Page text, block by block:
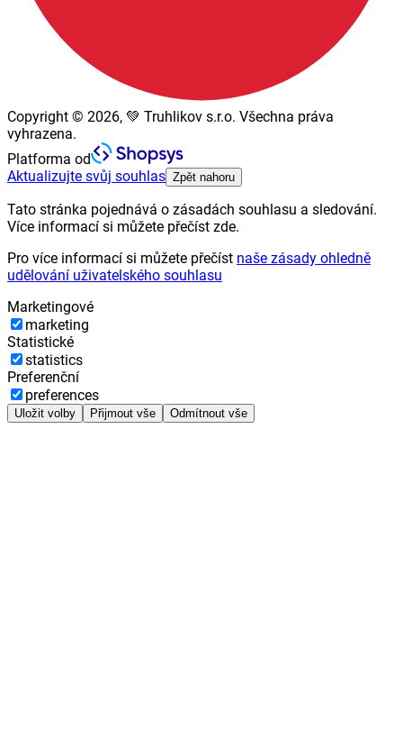
Copyright © 2026, 💚 Truhlikov s.r.o. Všechna práva
vyhrazena.
Platforma od
Aktualizujte svůj souhlas Zpět nahoru
Tato stránka pojednává o zásadách souhlasu a sledování.
Více informací si můžete přečíst zde.
Pro více informací si můžete přečíst naše zásady ohledně
udělování uživatelského souhlasu
Marketingové
marketing
Statistické
statistics
Preferenční
preferences
Uložit volby Přijmout vše Odmítnout vše